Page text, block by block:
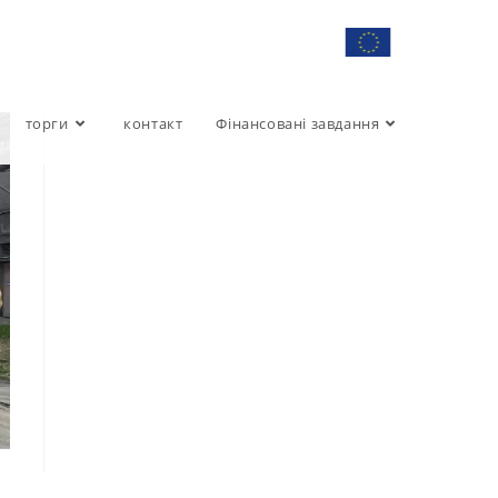
торги контакт Фінансовані завдання